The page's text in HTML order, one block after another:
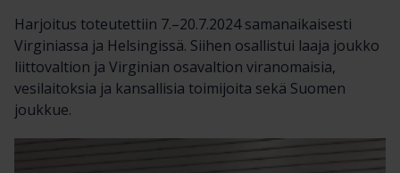
Harjoitus toteutettiin 7.–20.7.2024 samanaikaisesti
Virginiassa ja Helsingissä. Siihen osallistui laaja joukko
liittovaltion ja Virginian osavaltion viranomaisia,
vesilaitoksia ja kansallisia toimijoita sekä Suomen
joukkue.